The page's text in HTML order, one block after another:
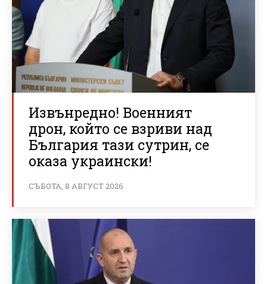
Извънредно! Военният
дрон, който се взриви над
България тази сутрин, се
оказа украински!
СЪБОТА, 8 АВГУСТ 2026